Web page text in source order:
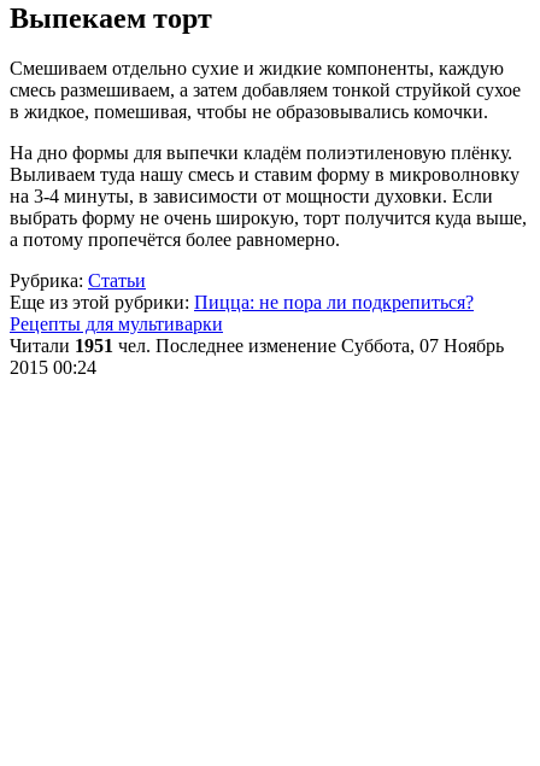
Выпекаем торт
Смешиваем отдельно сухие и жидкие компоненты, каждую
смесь размешиваем, а затем добавляем тонкой струйкой сухое
в жидкое, помешивая, чтобы не образовывались комочки.
На дно формы для выпечки кладём полиэтиленовую плёнку.
Выливаем туда нашу смесь и ставим форму в микроволновку
на 3-4 минуты, в зависимости от мощности духовки. Если
выбрать форму не очень широкую, торт получится куда выше,
а потому пропечётся более равномерно.
Рубрика: Статьи
Еще из этой рубрики: Пицца: не пора ли подкрепиться?
Рецепты для мультиварки
Читали 1951 чел. Последнее изменение Суббота, 07 Ноябрь
2015 00:24